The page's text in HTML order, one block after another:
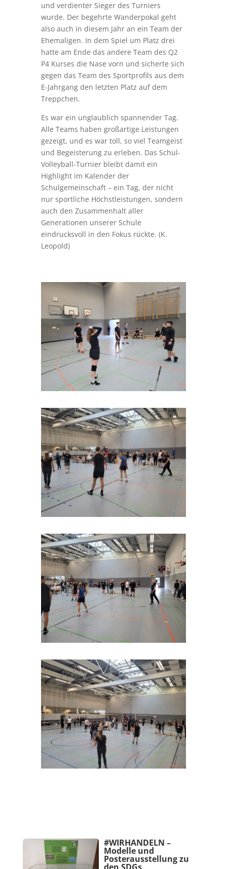
und verdienter Sieger des Turniers
wurde. Der begehrte Wanderpokal geht
also auch in diesem Jahr an ein Team der
Ehemaligen. In dem Spiel um Platz drei
hatte am Ende das andere Team des Q2
P4 Kurses die Nase vorn und sicherte sich
gegen das Team des Sportprofils aus dem
E-Jahrgang den letzten Platz auf dem
Treppchen.
Es war ein unglaublich spannender Tag.
Alle Teams haben großartige Leistungen
gezeigt, und es war toll, so viel Teamgeist
und Begeisterung zu erleben. Das Schul-
Volleyball-Turnier bleibt damit ein
Highlight im Kalender der
Schulgemeinschaft – ein Tag, der nicht
nur sportliche Höchstleistungen, sondern
auch den Zusammenhalt aller
Generationen unserer Schule
eindrucksvoll in den Fokus rückte. (K.
Leopold)
#WIRHANDELN –
Modelle und
Posterausstellung zu